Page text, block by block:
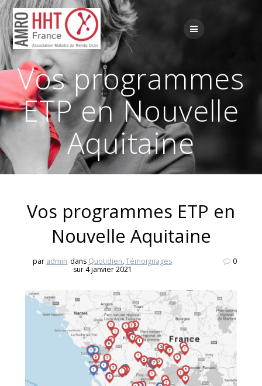
Passer
au
contenu
Vos programmes
ETP en Nouvelle
Aquitaine
Vos programmes ETP en
Nouvelle Aquitaine
par admin dans Quotidien,Témoignages
sur 4 janvier 2021
0